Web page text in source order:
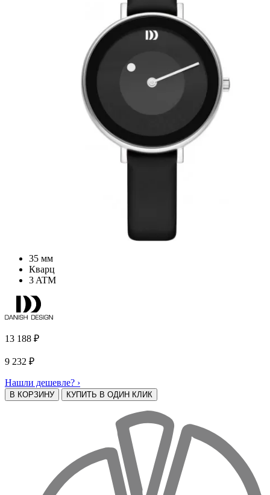
35 мм
Кварц
3 ATM
13 188 ₽
9 232 ₽
Нашли дешевле? ›
В КОРЗИНУ КУПИТЬ В ОДИН КЛИК